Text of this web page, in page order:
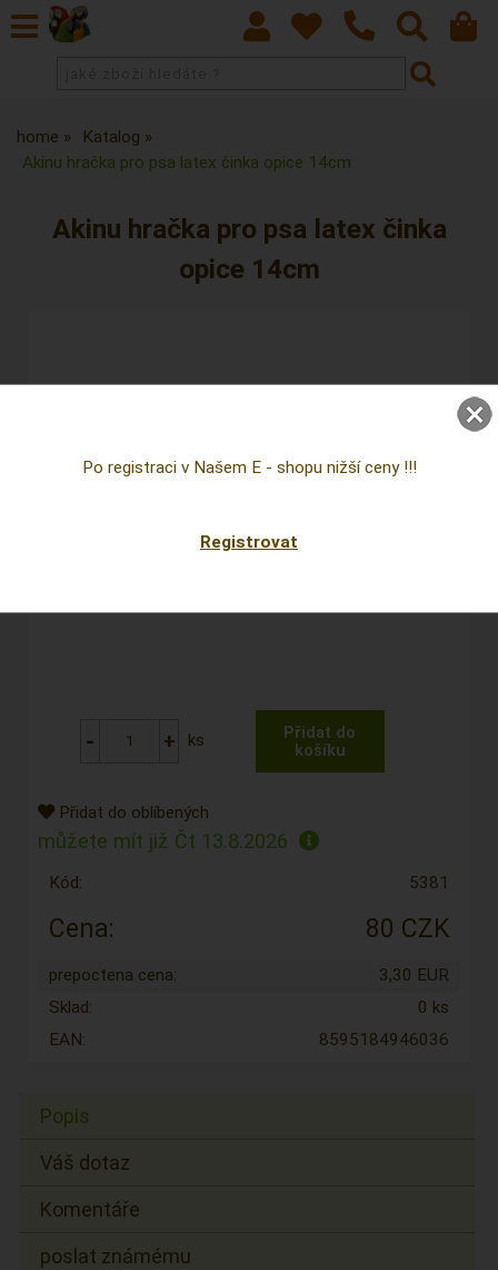
home
Katalog
Akinu hračka pro psa latex činka opice 14cm
Akinu hračka pro psa latex činka
opice 14cm
ks
Přidat do oblíbených
můžete mít již Čt 13.8.2026
Kód: 5381
Cena: 80 CZK
prepoctena cena:
3,30 EUR
Sklad:
0 ks
EAN:
8595184946036
Popis
Váš dotaz
Komentáře
poslat známému
Po registraci v Našem E - shopu nižší ceny !!!
Registrovat